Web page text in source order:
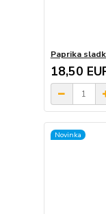
Paprika
18,50
Novinka